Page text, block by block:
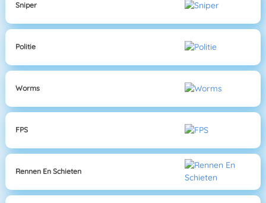
Sniper
Politie
Worms
FPS
Rennen En Schieten